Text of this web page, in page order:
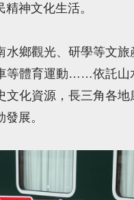
神文化生活。
水鄉觀光、研學等文旅
等體育運動……依託山
化資源，長三角各地
展。